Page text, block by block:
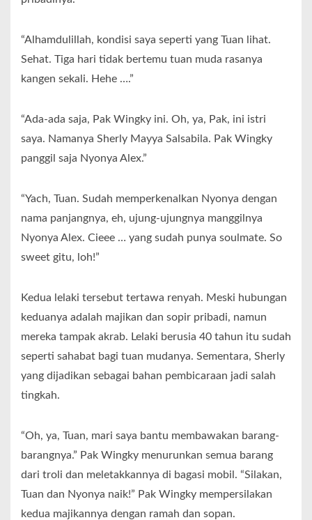
“Alhamdulillah, kondisi saya seperti yang Tuan lihat.
Sehat. Tiga hari tidak bertemu tuan muda rasanya
kangen sekali. Hehe ….”
“Ada-ada saja, Pak Wingky ini. Oh, ya, Pak, ini istri
saya. Namanya Sherly Mayya Salsabila. Pak Wingky
panggil saja Nyonya Alex.”
“Yach, Tuan. Sudah memperkenalkan Nyonya dengan
nama panjangnya, eh, ujung-ujungnya manggilnya
Nyonya Alex. Cieee … yang sudah punya soulmate. So
sweet gitu, loh!”
Kedua lelaki tersebut tertawa renyah. Meski hubungan
keduanya adalah majikan dan sopir pribadi, namun
mereka tampak akrab. Lelaki berusia 40 tahun itu sudah
seperti sahabat bagi tuan mudanya. Sementara, Sherly
yang dijadikan sebagai bahan pembicaraan jadi salah
tingkah.
“Oh, ya, Tuan, mari saya bantu membawakan barang-
barangnya.” Pak Wingky menurunkan semua barang
dari troli dan meletakkannya di bagasi mobil. “Silakan,
Tuan dan Nyonya naik!” Pak Wingky mempersilakan
kedua majikannya dengan ramah dan sopan.